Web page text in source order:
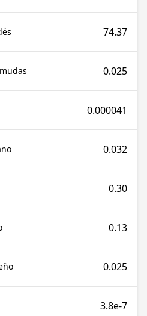
74.37
0.025
0.000041
0.032
0.30
0.13
0.025
3.8e-7